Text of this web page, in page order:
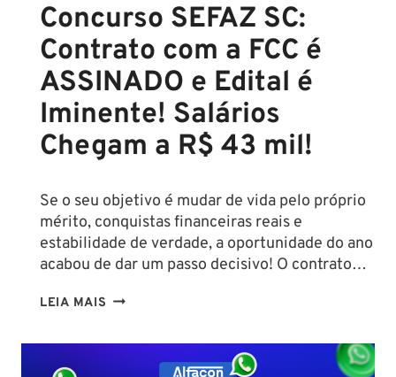
Concurso SEFAZ SC:
Contrato com a FCC é
ASSINADO e Edital é
Iminente! Salários
Chegam a R$ 43 mil!
Se o seu objetivo é mudar de vida pelo próprio
mérito, conquistas financeiras reais e
estabilidade de verdade, a oportunidade do ano
acabou de dar um passo decisivo! O contrato…
LEIA MAIS CONCURSO
SC:
CONTRATO